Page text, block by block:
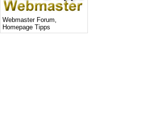
Webmaster Forum,
Homepage Tipps